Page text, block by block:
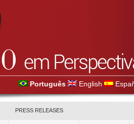
Português English
PRESS RELEASES